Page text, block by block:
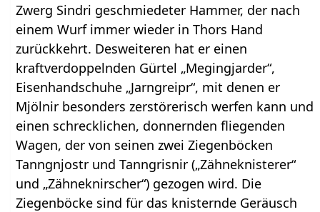
Zwerg Sindri geschmiedeter Hammer, der nach
einem Wurf immer wieder in Thors Hand
zurückkehrt. Desweiteren hat er einen
kraftverdoppelnden Gürtel „Megingjarder“,
Eisenhandschuhe „Jarngreipr“, mit denen er
Mjölnir besonders zerstörerisch werfen kann und
einen schrecklichen, donnernden fliegenden
Wagen, der von seinen zwei Ziegenböcken
Tanngnjostr und Tanngrisnir („Zähneknisterer“
und „Zähneknirscher“) gezogen wird. Die
Ziegenböcke sind für das knisternde Geräusch